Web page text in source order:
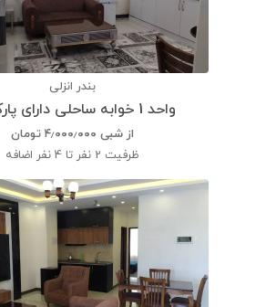
بندر انزلی
واحد 1 خوابه ساحلی دارای پارکینگ
از شبی ۴٫۰۰۰٫۰۰۰ تومان
ظرفیت 2 نفر تا 4 نفر اضافه